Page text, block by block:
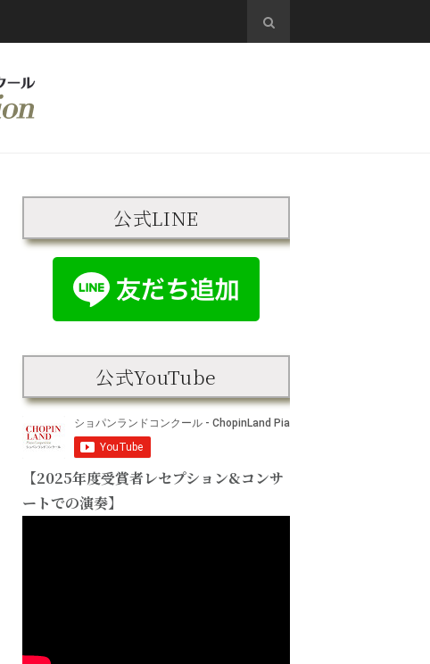
公式LINE
公式YouTube
【2025年度受賞者レセプション&コンサ
ートでの演奏】